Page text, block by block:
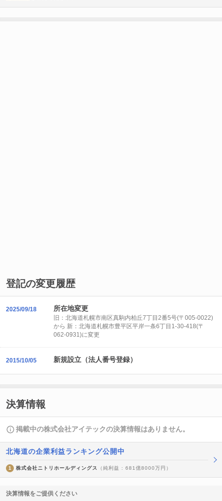
登記の変更履歴
2025/09/18 所在地変更
旧：北海道札幌市南区真駒内柏丘7丁目2番5号(〒005-0022)
から 新：北海道札幌市豊平区平岸一条6丁目1-30-418(〒
062-0931)に変更
2015/10/05 新規設立（法人番号登録）
決算情報
掲載中の株式会社アイテックの決算情報はありません。
北海道の企業利益ランキング公開中
1 株式会社ニトリホールディングス （純利益 : 681億8000万円）
決算情報をご提供ください